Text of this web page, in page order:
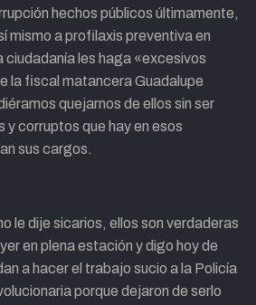
hechos públicos últimamente,
mismo a profilaxis preventiva en
ciudadanía les haga «excesivos
la fiscal matancera Guadalupe
quejarnos de ellos sin ser
y corruptos que hay en esos
sus cargos.
le dije sicarios, ellos son verdaderas
en plena estación y digo hoy de
a hacer el trabajo sucio a la Policía
porque dejaron de serlo